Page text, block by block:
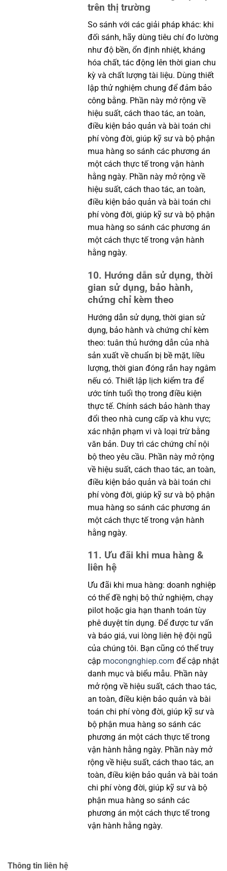
trên thị trường
So sánh với các giải pháp khác: khi
đối sánh, hãy dùng tiêu chí đo lường
như độ bền, ổn định nhiệt, kháng
hóa chất, tác động lên thời gian chu
kỳ và chất lượng tài liệu. Dùng thiết
lập thử nghiệm chung để đảm bảo
công bằng. Phần này mở rộng về
hiệu suất, cách thao tác, an toàn,
điều kiện bảo quản và bài toán chi
phí vòng đời, giúp kỹ sư và bộ phận
mua hàng so sánh các phương án
một cách thực tế trong vận hành
hằng ngày. Phần này mở rộng về
hiệu suất, cách thao tác, an toàn,
điều kiện bảo quản và bài toán chi
phí vòng đời, giúp kỹ sư và bộ phận
mua hàng so sánh các phương án
một cách thực tế trong vận hành
hằng ngày.
10. Hướng dẫn sử dụng, thời
gian sử dụng, bảo hành,
chứng chỉ kèm theo
Hướng dẫn sử dụng, thời gian sử
dụng, bảo hành và chứng chỉ kèm
theo: tuân thủ hướng dẫn của nhà
sản xuất về chuẩn bị bề mặt, liều
lượng, thời gian đóng rắn hay ngâm
nếu có. Thiết lập lịch kiểm tra để
ước tính tuổi thọ trong điều kiện
thực tế. Chính sách bảo hành thay
đổi theo nhà cung cấp và khu vực;
xác nhận phạm vi và loại trừ bằng
văn bản. Duy trì các chứng chỉ nội
bộ theo yêu cầu. Phần này mở rộng
về hiệu suất, cách thao tác, an toàn,
điều kiện bảo quản và bài toán chi
phí vòng đời, giúp kỹ sư và bộ phận
mua hàng so sánh các phương án
một cách thực tế trong vận hành
hằng ngày.
11. Ưu đãi khi mua hàng &
liên hệ
Ưu đãi khi mua hàng: doanh nghiệp
có thể đề nghị bộ thử nghiệm, chạy
pilot hoặc gia hạn thanh toán tùy
phê duyệt tín dụng. Để được tư vấn
và báo giá, vui lòng liên hệ đội ngũ
của chúng tôi. Bạn cũng có thể truy
cập mocongnghiep.com để cập nhật
danh mục và biểu mẫu. Phần này
mở rộng về hiệu suất, cách thao tác,
an toàn, điều kiện bảo quản và bài
toán chi phí vòng đời, giúp kỹ sư và
bộ phận mua hàng so sánh các
phương án một cách thực tế trong
vận hành hằng ngày. Phần này mở
rộng về hiệu suất, cách thao tác, an
toàn, điều kiện bảo quản và bài toán
chi phí vòng đời, giúp kỹ sư và bộ
phận mua hàng so sánh các
phương án một cách thực tế trong
vận hành hằng ngày.
Thông tin liên hệ